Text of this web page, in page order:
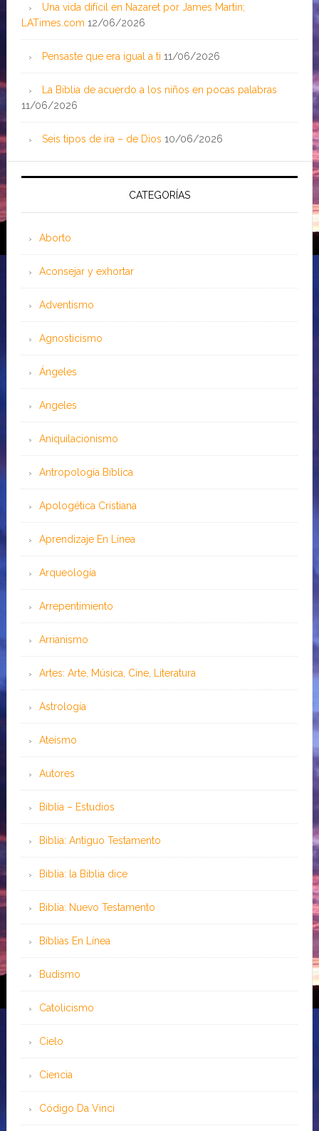
Una vida difícil en Nazaret por James Martin;
LATimes.com 12/06/2026
Pensaste que era igual a ti 11/06/2026
La Biblia de acuerdo a los niños en pocas palabras
11/06/2026
Seis tipos de ira – de Dios 10/06/2026
CATEGORÍAS
Aborto
Aconsejar y exhortar
Adventismo
Agnosticismo
Ángeles
Angeles
Aniquilacionismo
Antropología Bíblica
Apologética Cristiana
Aprendizaje En Línea
Arqueología
Arrepentimiento
Arrianismo
Artes: Arte, Música, Cine, Literatura
Astrología
Ateísmo
Autores
Biblia – Estudios
Biblia: Antiguo Testamento
Biblia: la Biblia dice
Biblia: Nuevo Testamento
Bíblias En Línea
Budismo
Catolicismo
Cielo
Ciencia
Código Da Vinci